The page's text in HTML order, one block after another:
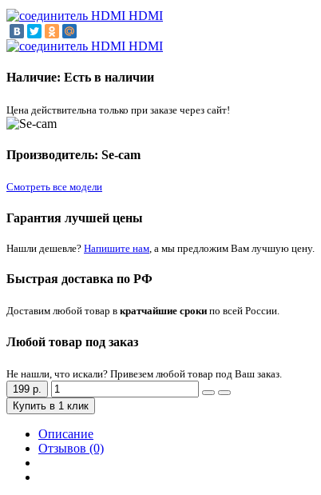
Наличие: Есть в наличии
Цена действительна только при заказе через сайт!
Производитель: Se-cam
Смотреть все модели
Гарантия лучшей цены
Нашли дешевле? Напишите нам , а мы предложим Вам лучшую цену.
Быстрая доставка по РФ
Доставим любой товар в кратчайшие сроки по всей России.
Любой товар под заказ
Не нашли, что искали? Привезем любой товар под Ваш заказ.
199 р.
Купить в 1 клик
Описание
Отзывов (0)